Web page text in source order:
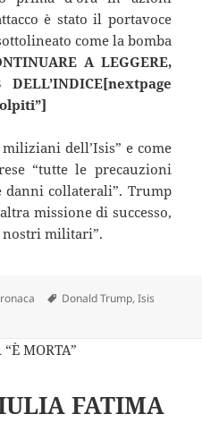
è stato il portavoce
come la bomba
A LEGGERE,
dell’Isis” e come
“tutte le precauzioni
collaterali”. Trump
missione di successo,
nostri militari”.
Tag
Donald Trump,Isis
l’Isis: “Mai usata prima
FATIMA